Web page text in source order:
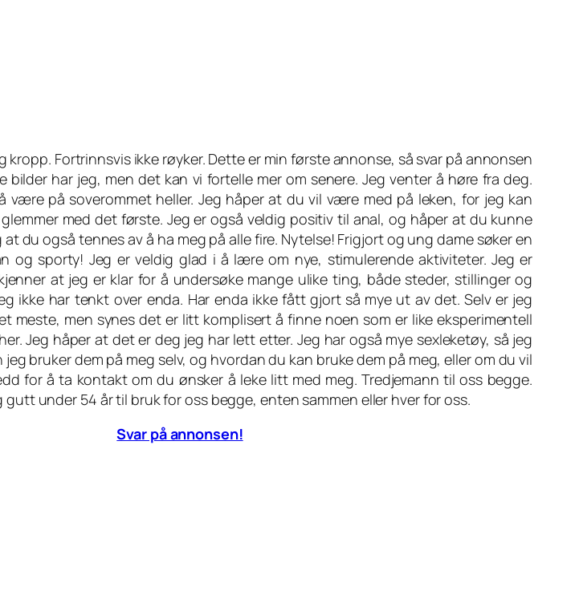
kropp. Fortrinnsvis ikke røyker. Dette er min første annonse, så svar på annonsen
bilder har jeg, men det kan vi fortelle mer om senere. Jeg venter å høre fra deg.
være på soverommet heller. Jeg håper at du vil være med på leken, for jeg kan
med det første. Jeg er også veldig positiv til anal, og håper at du kunne
du også tennes av å ha meg på alle fire. Nytelse! Frigjort og ung dame søker en
og sporty! Jeg er veldig glad i å lære om nye, stimulerende aktiviteter. Jeg er
at jeg er klar for å undersøke mange ulike ting, både steder, stillinger og
ikke har tenkt over enda. Har enda ikke fått gjort så mye ut av det. Selv er jeg
meste, men synes det er litt komplisert å finne noen som er like eksperimentell
Jeg håper at det er deg jeg har lett etter. Jeg har også mye sexleketøy, så jeg
bruker dem på meg selv, og hvordan du kan bruke dem på meg, eller om du vil
for å ta kontakt om du ønsker å leke litt med meg. Tredjemann til oss begge.
under 54 år til bruk for oss begge, enten sammen eller hver for oss.
Svar på annonsen!